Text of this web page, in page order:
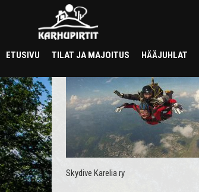
ETUSIVU TILAT JA MAJOITUS HÄÄJUHLAT
tandem
Skydive Karelia ry